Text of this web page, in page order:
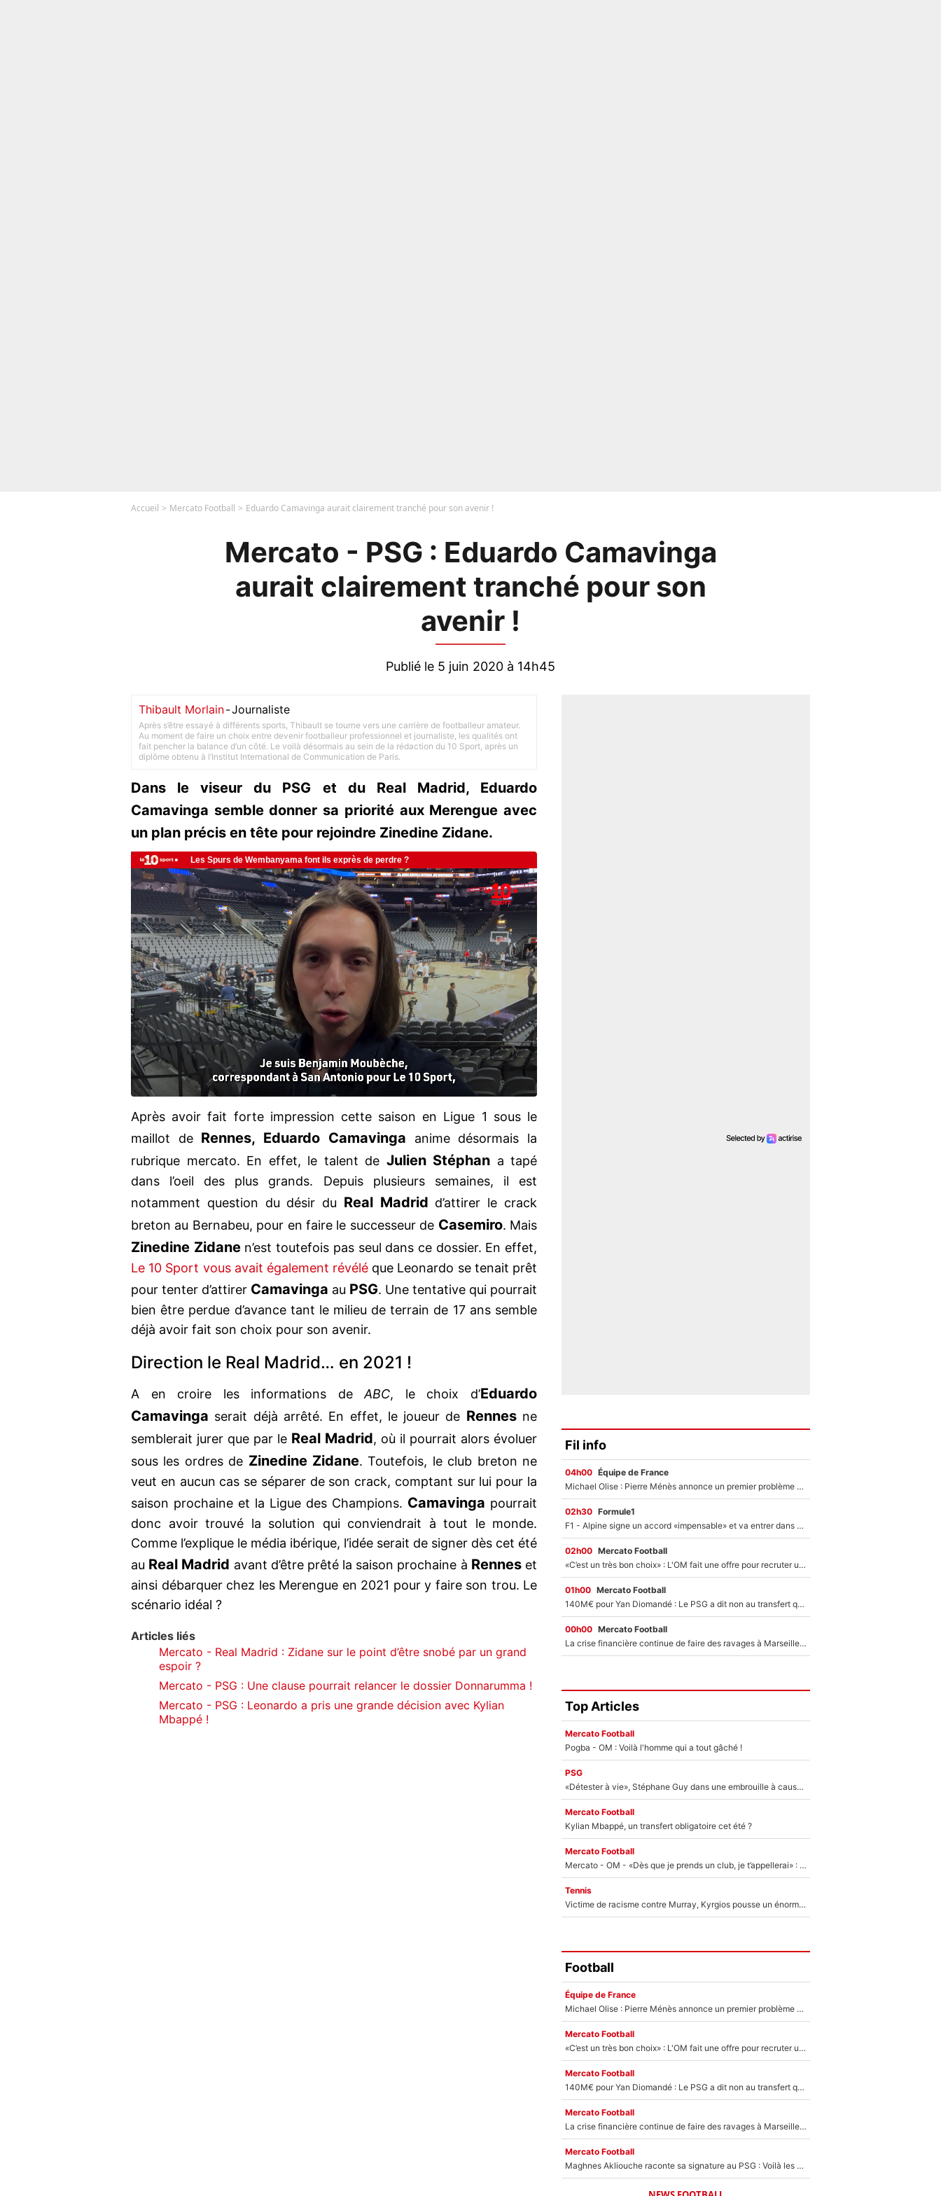
Accueil Mercato Football Eduardo Camavinga aurait clairement tranché pour son avenir !
Mercato - PSG : Eduardo Camavinga
aurait clairement tranché pour son
avenir !
Publié le 5 juin 2020 à 14h45
Thibault Morlain-Journaliste
Après s’être essayé à différents sports, Thibault se tourne vers une carrière de footballeur amateur.
Au moment de faire un choix entre devenir footballeur professionnel et journaliste, les qualités ont
fait pencher la balance d’un côté. Le voilà désormais au sein de la rédaction du 10 Sport, après un
diplôme obtenu à l’Institut International de Communication de Paris.
Dans le viseur du PSG et du Real Madrid, Eduardo
Camavinga semble donner sa priorité aux Merengue avec
un plan précis en tête pour rejoindre Zinedine Zidane.
Après avoir fait forte impression cette saison en Ligue 1 sous le
maillot de Rennes, Eduardo Camavinga anime désormais la
rubrique mercato. En effet, le talent de Julien Stéphan a tapé
dans l’oeil des plus grands. Depuis plusieurs semaines, il est
notamment question du désir du Real Madrid d’attirer le crack
breton au Bernabeu, pour en faire le successeur de Casemiro. Mais
Zinedine Zidanen’est toutefois pas seul dans ce dossier. En effet,
Le 10 Sport vous avait également révélé que Leonardo se tenait prêt
pour tenter d’attirer Camavinga au PSG. Une tentative qui pourrait
bien être perdue d’avance tant le milieu de terrain de 17 ans semble
déjà avoir fait son choix pour son avenir.
Direction le Real Madrid… en 2021 !
A en croire les informations deABC, le choix d’Eduardo
Camavinga serait déjà arrêté. En effet, le joueur de Rennesne
semblerait jurer que par le Real Madrid, où il pourrait alors évoluer
sous les ordres de Zinedine Zidane. Toutefois, le club breton ne
veut en aucun cas se séparer de son crack, comptant sur lui pour la
saison prochaine et la Ligue des Champions. Camavinga pourrait
donc avoir trouvé la solution qui conviendrait à tout le monde.
Comme l’explique le média ibérique, l’idée serait de signer dès cet été
au Real Madrid avant d’être prêté la saison prochaine à Renneset
ainsi débarquer chez les Merengue en 2021 pour y faire son trou. Le
scénario idéal ?
Articles liés
Mercato - Real Madrid : Zidane sur le point d’être snobé par un grand
espoir ?
Mercato - PSG : Une clause pourrait relancer le dossier Donnarumma !
Mercato - PSG : Leonardo a pris une grande décision avec Kylian
Mbappé !
Fil info
04h00 Équipe de France
Michael Olise : Pierre Ménès annonce un premier problème pour Zinedine Zidane en équipe de France
02h30 Formule1
F1 - Alpine signe un accord «impensable» et va entrer dans une nouvelle dimension : Grande nouvelle pour Pierre Gasly !
02h00 Mercato Football
«C’est un très bon choix» : L'OM fait une offre pour recruter un ancien joueur du PSG... et c'est validé dans l'After Foot !
01h00 Mercato Football
140M€ pour Yan Diomandé : Le PSG a dit non au transfert qui bat tous les records sur le mercato
00h00 Mercato Football
La crise financière continue de faire des ravages à Marseille : L’OM a placé 12 joueurs sur le marché des transferts… et ça pourrait lui rapporter près de 100M€ !
Top Articles
Mercato Football
Pogba - OM : Voilà l'homme qui a tout gâché !
PSG
«Détester à vie», Stéphane Guy dans une embrouille à cause du PSG !
Mercato Football
Kylian Mbappé, un transfert obligatoire cet été ?
Mercato Football
Mercato - OM - «Dès que je prends un club, je t’appellerai» : La promesse de Marcelino au moment de claquer la porte
Tennis
Victime de racisme contre Murray, Kyrgios pousse un énorme coup de gueule !
Football
Équipe de France
Michael Olise : Pierre Ménès annonce un premier problème pour Zinedine Zidane en équipe de France
Mercato Football
«C’est un très bon choix» : L'OM fait une offre pour recruter un ancien joueur du PSG... et c'est validé dans l'After Foot !
Mercato Football
140M€ pour Yan Diomandé : Le PSG a dit non au transfert qui bat tous les records sur le mercato
Mercato Football
La crise financière continue de faire des ravages à Marseille : L’OM a placé 12 joueurs sur le marché des transferts… et ça pourrait lui rapporter près de 100M€ !
Mercato Football
Maghnes Akliouche raconte sa signature au PSG : Voilà les coulisses de son transfert de rêve à 50M€